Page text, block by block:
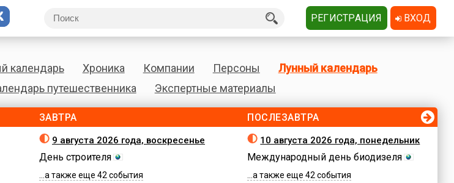
календарь Хроника Компании Персоны
Лунный календарь
путешественника Экспертные материалы
ЗАВТРА
9 августа 2026 года, воскресенье
День строителя
...а также еще 42 события
ПОСЛЕЗАВТРА
10 августа 2026 года, понедельник
Международный день биодизеля
...а также еще 42 события
РЕГИСТРАЦИЯ ВХОД